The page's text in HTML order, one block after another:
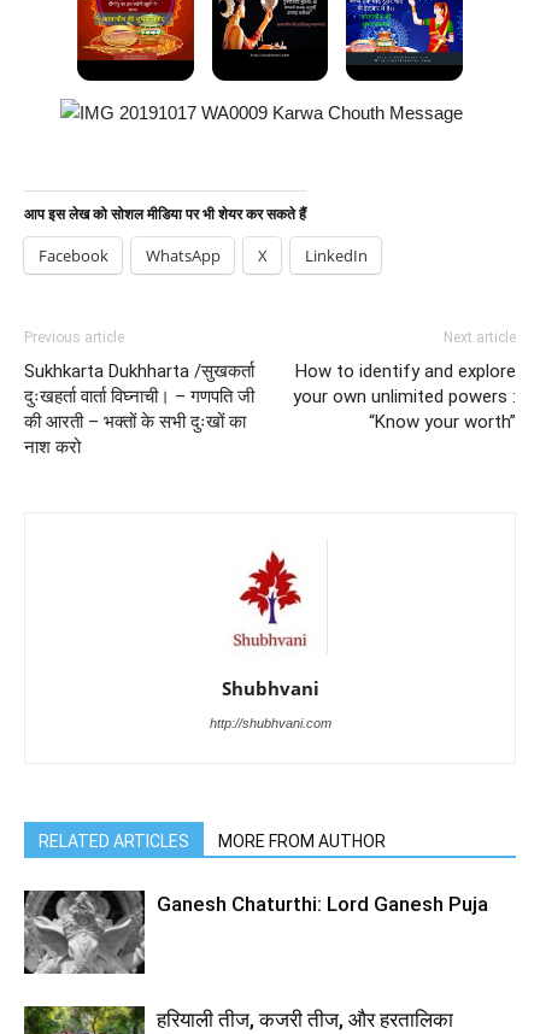
आप इस लेख को सोशल मीडिया पर भी शेयर कर सकते हैं
Facebook WhatsApp X LinkedIn
Previous article
Sukhkarta Dukhharta /सुखकर्ता
दुःखहर्ता वार्ता विघ्नाची। – गणपति जी
की आरती – भक्तों के सभी दुःखों का
नाश करो
Next article
How to identify and explore
your own unlimited powers :
“Know your worth”
Shubhvani
http://shubhvani.com
RELATED ARTICLES MORE FROM AUTHOR
Ganesh Chaturthi: Lord Ganesh Puja
हरियाली तीज, कजरी तीज, और हरतालिका